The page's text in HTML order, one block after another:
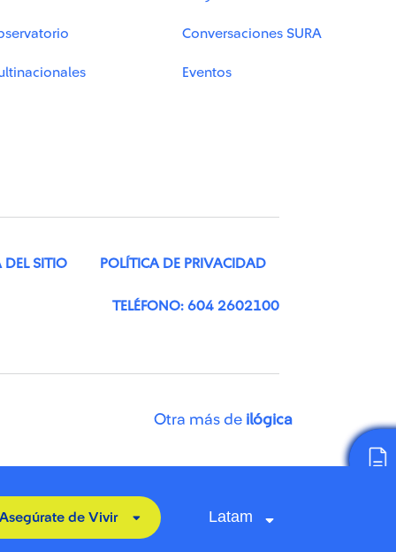
Conversaciones SURA
Eventos
DEL SITIO POLÍTICA DE PRIVACIDAD
TELÉFONO: 604 2602100
Otra más de ilógica
Asegúrate de Vivir Latam